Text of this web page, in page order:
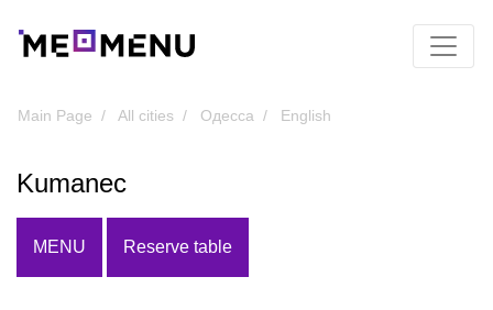
Main Page All cities Одесса English
Kumanec
MENU Reserve table